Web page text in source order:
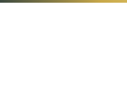
Перейти